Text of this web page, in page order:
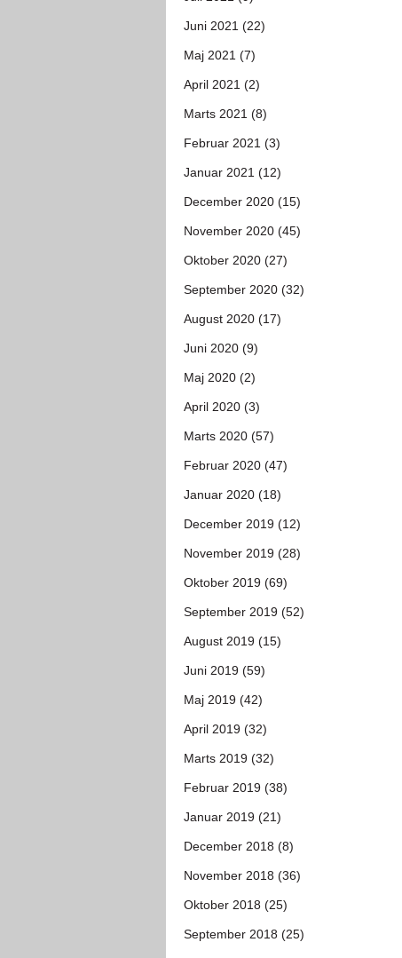
Juni 2021 (22)
Maj 2021 (7)
April 2021 (2)
Marts 2021 (8)
Februar 2021 (3)
Januar 2021 (12)
December 2020 (15)
November 2020 (45)
Oktober 2020 (27)
September 2020 (32)
August 2020 (17)
Juni 2020 (9)
Maj 2020 (2)
April 2020 (3)
Marts 2020 (57)
Februar 2020 (47)
Januar 2020 (18)
December 2019 (12)
November 2019 (28)
Oktober 2019 (69)
September 2019 (52)
August 2019 (15)
Juni 2019 (59)
Maj 2019 (42)
April 2019 (32)
Marts 2019 (32)
Februar 2019 (38)
Januar 2019 (21)
December 2018 (8)
November 2018 (36)
Oktober 2018 (25)
September 2018 (25)